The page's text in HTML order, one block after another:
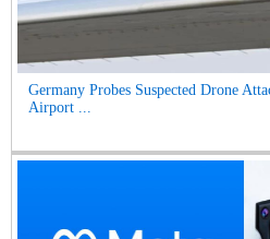
Germany Probes Suspected Drone
Airport ...